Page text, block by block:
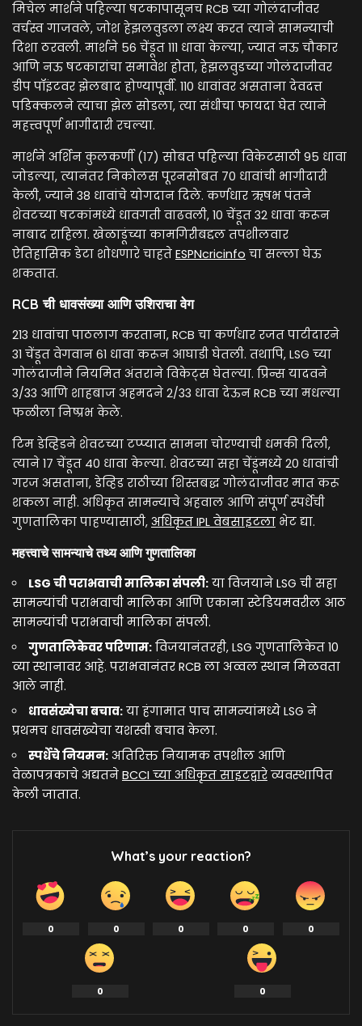
मिचेल मार्शने पहिल्या षटकापासूनच RCB च्या गोलंदाजीवर
वर्चस्व गाजवले, जोश हेझलवुडला लक्ष्य करत त्याने सामन्याची
दिशा ठरवली. मार्शने 56 चेंडूत 111 धावा केल्या, ज्यात नऊ चौकार
आणि नऊ षटकारांचा समावेश होता, हेझलवुडच्या गोलंदाजीवर
डीप पॉइंटवर झेलबाद होण्यापूर्वी. 110 धावांवर असताना देवदत्त
पडिक्कलने त्याचा झेल सोडला, त्या संधीचा फायदा घेत त्याने
महत्त्वपूर्ण भागीदारी रचल्या.
मार्शने अर्शिन कुलकर्णी (17) सोबत पहिल्या विकेटसाठी 95 धावा
जोडल्या, त्यानंतर निकोलस पूरनसोबत 70 धावांची भागीदारी
केली, ज्याने 38 धावांचे योगदान दिले. कर्णधार ऋषभ पंतने
शेवटच्या षटकांमध्ये धावगती वाढवली, 10 चेंडूत 32 धावा करून
नाबाद राहिला. खेळाडूंच्या कामगिरीबद्दल तपशीलवार
ऐतिहासिक डेटा शोधणारे चाहते ESPNcricinfo चा सल्ला घेऊ
शकतात.
RCB ची धावसंख्या आणि उशिराचा वेग
213 धावांचा पाठलाग करताना, RCB चा कर्णधार रजत पाटीदारने
31 चेंडूत वेगवान 61 धावा करून आघाडी घेतली. तथापि, LSG च्या
गोलंदाजीने नियमित अंतराने विकेट्स घेतल्या. प्रिन्स यादवने
3/33 आणि शाहबाज अहमदने 2/33 धावा देऊन RCB च्या मधल्या
फळीला निष्प्रभ केले.
टिम डेव्हिडने शेवटच्या टप्प्यात सामना चोरण्याची धमकी दिली,
त्याने 17 चेंडूत 40 धावा केल्या. शेवटच्या सहा चेंडूंमध्ये 20 धावांची
गरज असताना, डेव्हिड राठीच्या शिस्तबद्ध गोलंदाजीवर मात करू
शकला नाही. अधिकृत सामन्याचे अहवाल आणि संपूर्ण स्पर्धेची
गुणतालिका पाहण्यासाठी, अधिकृत IPL वेबसाइटला भेट द्या.
महत्त्वाचे सामन्याचे तथ्य आणि गुणतालिका
LSG ची पराभवाची मालिका संपली: या विजयाने LSG ची सहा
सामन्यांची पराभवाची मालिका आणि एकाना स्टेडियमवरील आठ
सामन्यांची पराभवाची मालिका संपली.
गुणतालिकेवर परिणाम: विजयानंतरही, LSG गुणतालिकेत 10
व्या स्थानावर आहे. पराभवानंतर RCB ला अव्वल स्थान मिळवता
आले नाही.
धावसंख्येचा बचाव: या हंगामात पाच सामन्यांमध्ये LSG ने
प्रथमच धावसंख्येचा यशस्वी बचाव केला.
स्पर्धेचे नियमन: अतिरिक्त नियामक तपशील आणि
वेळापत्रकाचे अद्यतने BCCI च्या अधिकृत साइटद्वारे व्यवस्थापित
केली जातात.
What’s your reaction?
0 0 0 0 0
0 0